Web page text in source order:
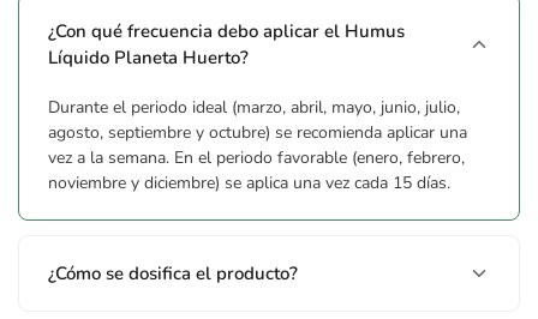
ABONO ORGANO-MINERAL NPK 7-3-5. Nitrógeno (N) total
7%; orgánico 1%; ureico 2%; nítrico 2%; amoniacal 1%.
Pentóxido de Fósforo (P2O5) total 3% soluble en agua. Óxido
¿Con qué frecuencia debo aplicar el Humus
Líquido Planeta Huerto?
Durante el periodo ideal (marzo, abril, mayo, junio, julio,
agosto, septiembre y octubre) se recomienda aplicar una
vez a la semana. En el periodo favorable (enero, febrero,
noviembre y diciembre) se aplica una vez cada 15 días.
¿Cómo se dosifica el producto?